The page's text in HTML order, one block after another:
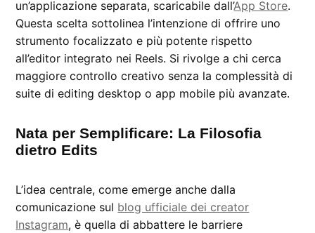
un’applicazione separata, scaricabile dall’App Store.
Questa scelta sottolinea l’intenzione di offrire uno
strumento focalizzato e più potente rispetto
all’editor integrato nei Reels. Si rivolge a chi cerca
maggiore controllo creativo senza la complessità di
suite di editing desktop o app mobile più avanzate.
Nata per Semplificare: La Filosofia
dietro Edits
L’idea centrale, come emerge anche dalla
comunicazione sul blog ufficiale dei creator
Instagram, è quella di abbattere le barriere